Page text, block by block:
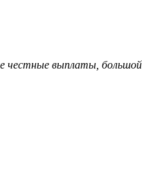
честные выплаты, большой